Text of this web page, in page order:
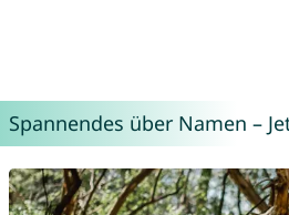
Spannendes über Namen –